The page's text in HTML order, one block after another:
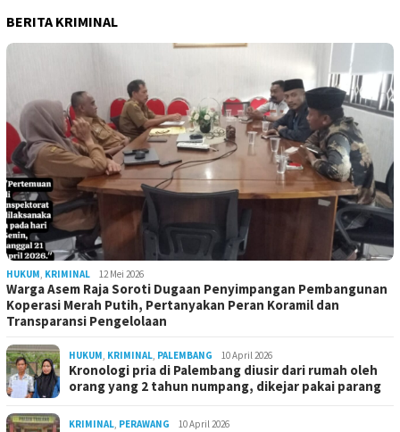
BERITA KRIMINAL
HUKUM, KRIMINAL 12 Mei 2026
Warga Asem Raja Soroti Dugaan Penyimpangan Pembangunan
Koperasi Merah Putih, Pertanyakan Peran Koramil dan
Transparansi Pengelolaan
HUKUM, KRIMINAL, PALEMBANG 10 April 2026
Kronologi pria di Palembang diusir dari rumah oleh
orang yang 2 tahun numpang, dikejar pakai parang
KRIMINAL, PERAWANG 10 April 2026